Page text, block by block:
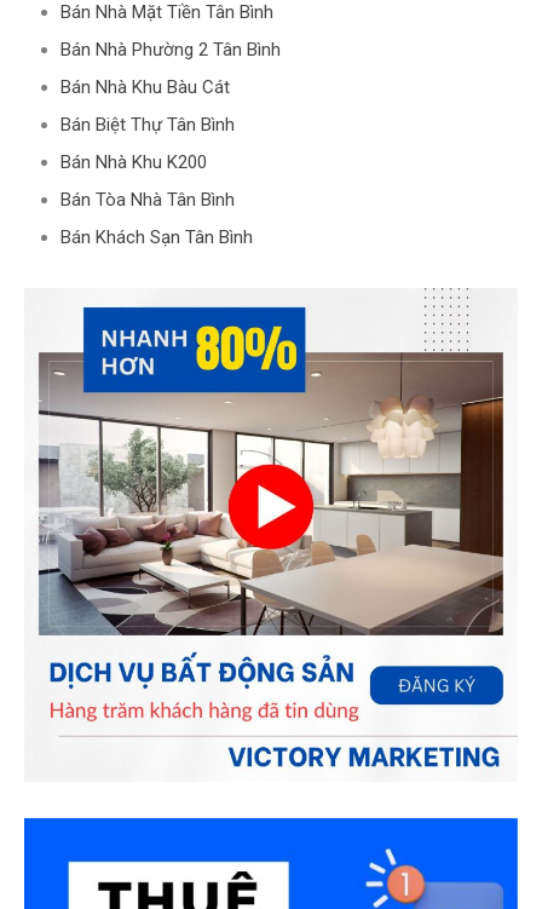
Bán Nhà Mặt Tiền Tân Bình
Bán Nhà Phường 2 Tân Bình
Bán Nhà Khu Bàu Cát
Bán Biệt Thự Tân Bình
Bán Nhà Khu K200
Bán Tòa Nhà Tân Bình
Bán Khách Sạn Tân Bình